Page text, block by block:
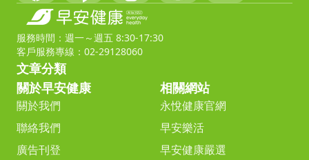
服務時間：週一～週五 8:30-17:30
客戶服務專線：02-29128060
文章分類
關於早安健康
關於我們
聯絡我們
廣告刊登
相關網站
永悅健康官網
早安樂活
早安健康嚴選